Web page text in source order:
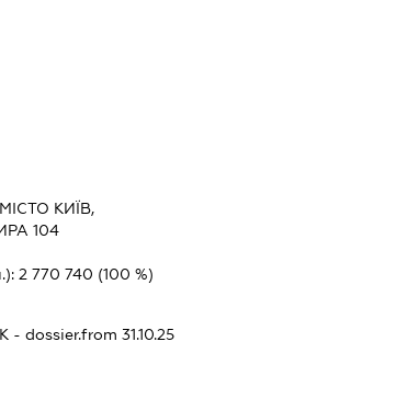
КИЇВ,
104
2 770 740 (100 %)
- dossier.from 31.10.25